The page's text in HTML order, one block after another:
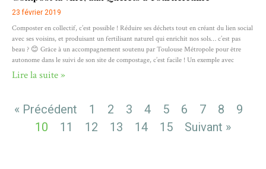
23 février 2019
Composter en collectif, c’est possible ! Réduire ses déchets tout en créant du lien social
avec ses voisins, et produisant un fertilisant naturel qui enrichit nos sols… c’est pas
beau ? 😊 Grâce à un accompagnement soutenu par Toulouse Métropole pour être
autonome dans le suivi de son site de compostage, c’est facile ! Un exemple avec
Lire la suite »
« Précédent 1 2 3 4 5 6 7 8
9
10
11 12 13 14 15 Suivant »